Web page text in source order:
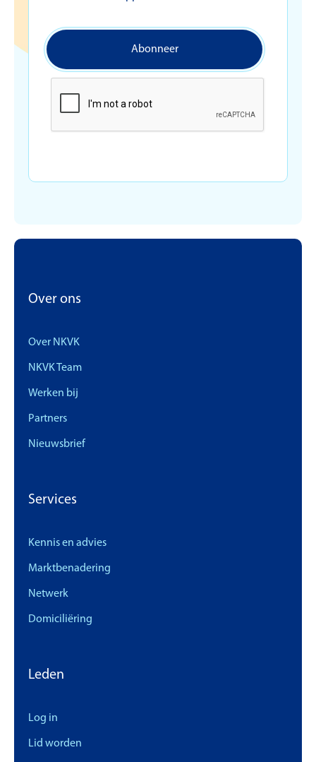
Over ons
Over NKVK
NKVK Team
Werken bij
Partners
Nieuwsbrief
Services
Kennis en advies
Marktbenadering
Netwerk
Domiciliëring
Leden
Log in
Lid worden